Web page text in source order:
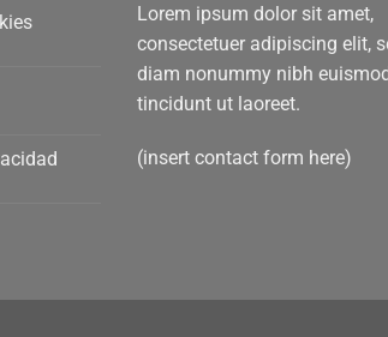
Lorem ipsum dolor sit amet,
consectetuer adipiscing elit,
diam nonummy nibh
tincidunt ut laoreet.
(insert contact form here)